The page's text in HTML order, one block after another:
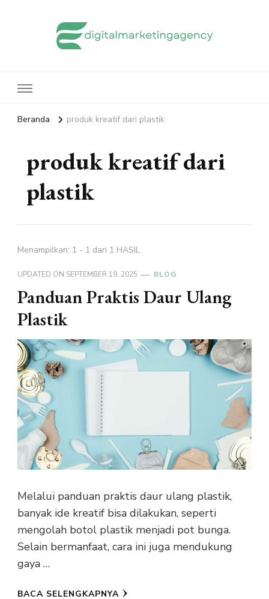
Beranda produk kreatif dari plastik
produk kreatif dari
plastik
Menampilkan: 1 - 1 dari 1 HASIL
UPDATED ON SEPTEMBER 19, 2025 BLOG
Panduan Praktis Daur Ulang
Plastik
Melalui panduan praktis daur ulang plastik,
banyak ide kreatif bisa dilakukan, seperti
mengolah botol plastik menjadi pot bunga.
Selain bermanfaat, cara ini juga mendukung
gaya …
BACA SELENGKAPNYA